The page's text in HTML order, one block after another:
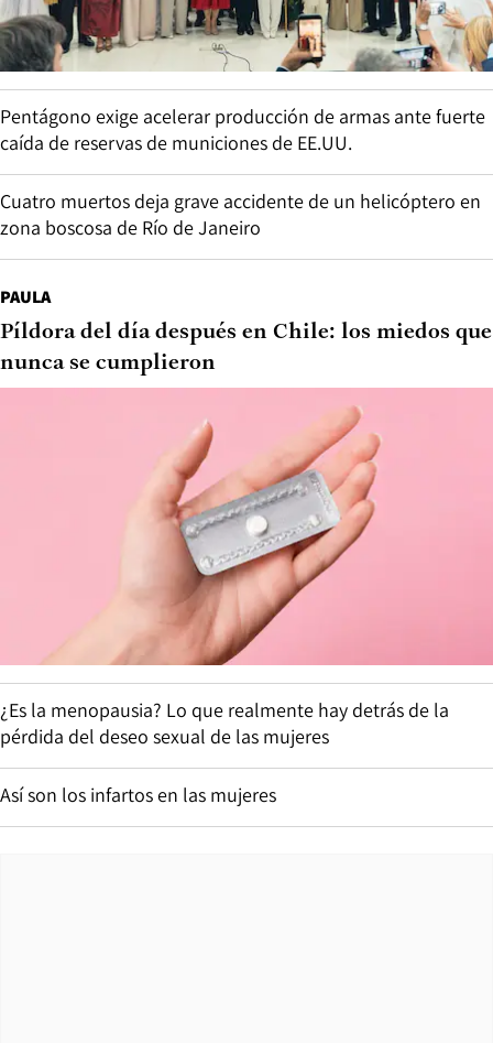
Pentágono exige acelerar producción de armas ante fuerte
caída de reservas de municiones de EE.UU.
Cuatro muertos deja grave accidente de un helicóptero en
zona boscosa de Río de Janeiro
PAULA
Píldora del día después en Chile: los miedos que
nunca se cumplieron
¿Es la menopausia? Lo que realmente hay detrás de la
pérdida del deseo sexual de las mujeres
Así son los infartos en las mujeres